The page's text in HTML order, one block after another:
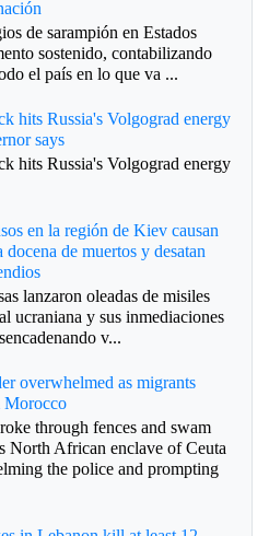
de sarampión en Estados
sostenido, contabilizando
el país en lo que va ...
hits Russia's Volgograd energy
says
hits Russia's Volgograd energy
en la región de Kiev causan
docena de muertos y desatan
lanzaron oleadas de misiles
ucraniana y sus inmediaciones
v...
overwhelmed as migrants
Morocco
through fences and swam
North African enclave of Ceuta
the police and prompting